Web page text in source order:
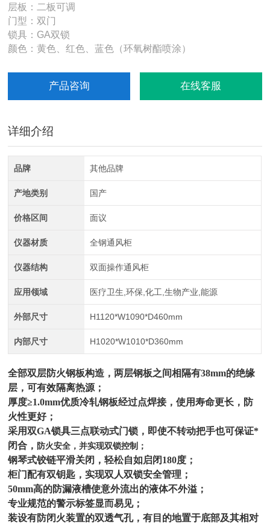
层板：二板可调
门型：双门
锁具：GA双锁
颜色：黄色、红色、蓝色（环氧树酯喷涂）
产品咨询 在线客服
详细介绍
品牌 其他品牌
产地类别 国产
价格区间 面议
仪器材质 全钢通风柜
仪器结构 双面操作通风柜
应用领域 医疗卫生,环保,化工,生物产业,能源
外部尺寸 H1120*W1090*D460mm
内部尺寸 H1020*W1010*D360mm
全部双层防火钢板构造，两层钢板之间相隔有38mm的绝缘
层，可有效隔离热源；
厚度≥1.0mm优质冷轧钢板经过点焊接，使用寿命更长，防
火性更好；
采用双GA锁具三点联动式门锁，即使不转动把手也可保证*
闭合， 防火安全，并实现双锁控制；
钢琴式铰链平滑关闭，轻松自如启闭180度；
柜门配有双钥匙，实现双人双锁安全管理；
50mm高的防漏液槽使意外流出的液体不外溢；
专业规范的警示标签显而易见；
装设有防闭火装置的双透气孔，有目的地置于底部及其相对